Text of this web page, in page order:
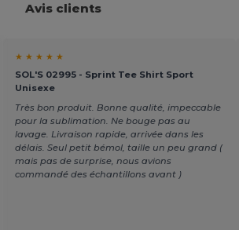
Avis clients
★ ★ ★ ★ ★
SOL'S 02995 - Sprint Tee Shirt Sport
Unisexe
Très bon produit. Bonne qualité, impeccable
pour la sublimation. Ne bouge pas au
lavage. Livraison rapide, arrivée dans les
délais. Seul petit bémol, taille un peu grand (
mais pas de surprise, nous avions
commandé des échantillons avant )